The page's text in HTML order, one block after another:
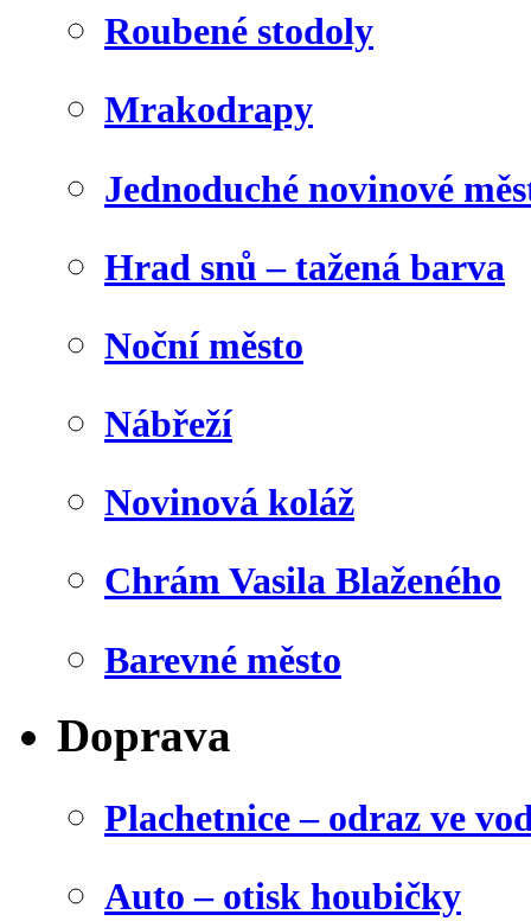
Roubené stodoly
Mrakodrapy
Jednoduché novinové
Hrad snů – tažená barva
Noční město
Nábřeží
Novinová koláž
Chrám Vasila Blaženého
Barevné město
Doprava
Plachetnice – odraz ve
Auto – otisk houbičky